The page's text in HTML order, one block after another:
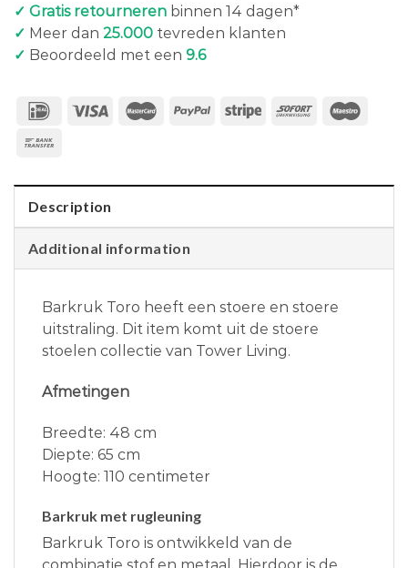
✓ Gratis retourneren binnen 14 dagen*
✓ Meer dan 25.000 tevreden klanten
✓ Beoordeeld met een 9.6
Description
Additional information
Barkruk Toro heeft een stoere en stoere
uitstraling. Dit item komt uit de stoere
stoelen collectie van Tower Living.
Afmetingen
Breedte: 48 cm
Diepte: 65 cm
Hoogte: 110 centimeter
Barkruk met rugleuning
Barkruk Toro is ontwikkeld van de
combinatie stof en metaal. Hierdoor is de